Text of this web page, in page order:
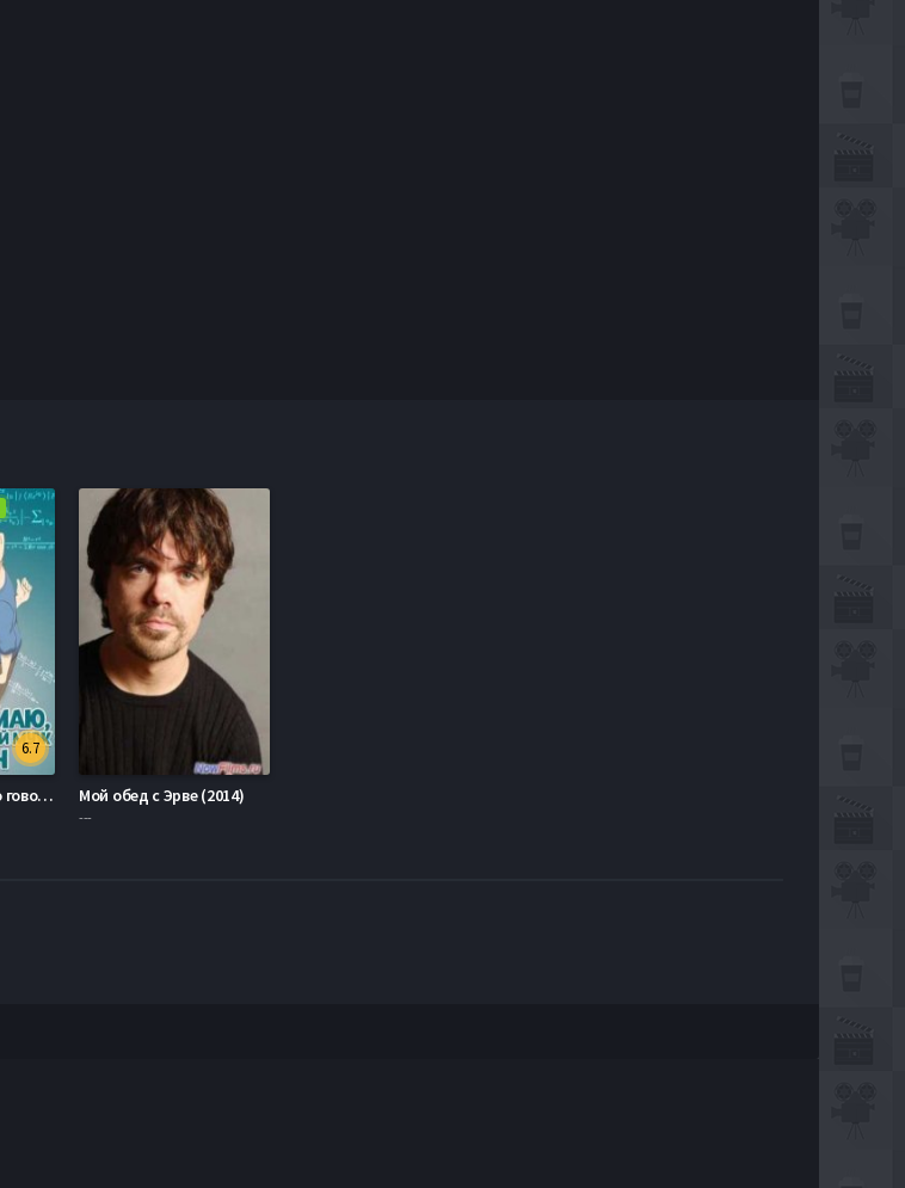
6.7
Я не понимаю, что говорит мой муж / Я ни хрена не понимаю о чем говорит мой муж / Я не могу понять, что говорит мой муж (2015) 1-2 Сезон Мой обед с Эрве (2014)
---